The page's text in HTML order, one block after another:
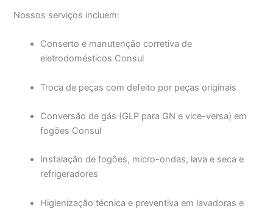
Nossos serviços incluem:
Conserto e manutenção corretiva de
eletrodomésticos Consul
Troca de peças com defeito por peças originais
Conversão de gás (GLP para GN e vice-versa) em
fogões Consul
Instalação de fogões, micro-ondas, lava e seca e
refrigeradores
Higienização técnica e preventiva em lavadoras e